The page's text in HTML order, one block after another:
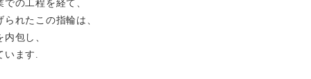
の工程を経て、
れたこの指輪は、
包し、
います.